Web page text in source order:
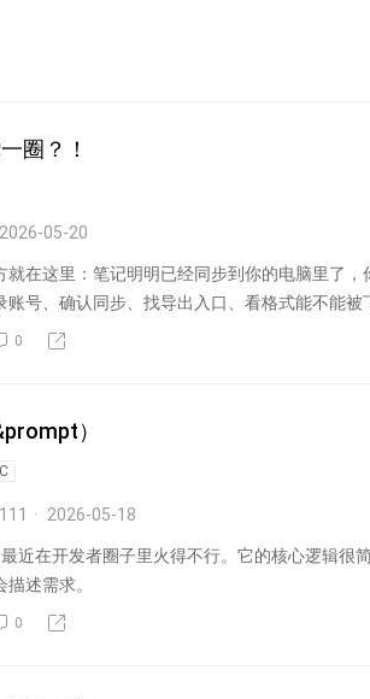
圈？！
2026-05-20
就在这里：笔记明明已经同步到你的电脑里了，
号、确认同步、找导出入口、看格式能不能被
0
）
2026-05-18
近在开发者圈子里火得不行。它的核心逻辑很
述需求。
0